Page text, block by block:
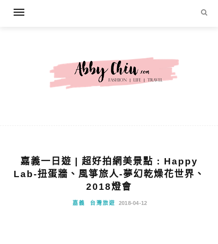
嘉義一日遊 | 超好拍網美景點 : Happy
Lab-扭蛋牆、風箏旅人-夢幻乾燥花世界、
2018燈會
嘉義 台灣旅遊 2018-04-12